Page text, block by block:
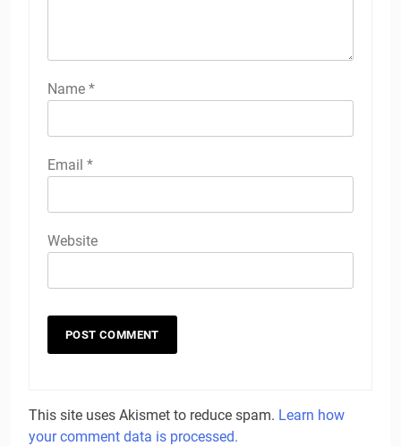
Name *
Email *
Website
This site uses Akismet to reduce spam. Learn how
your comment data is processed.